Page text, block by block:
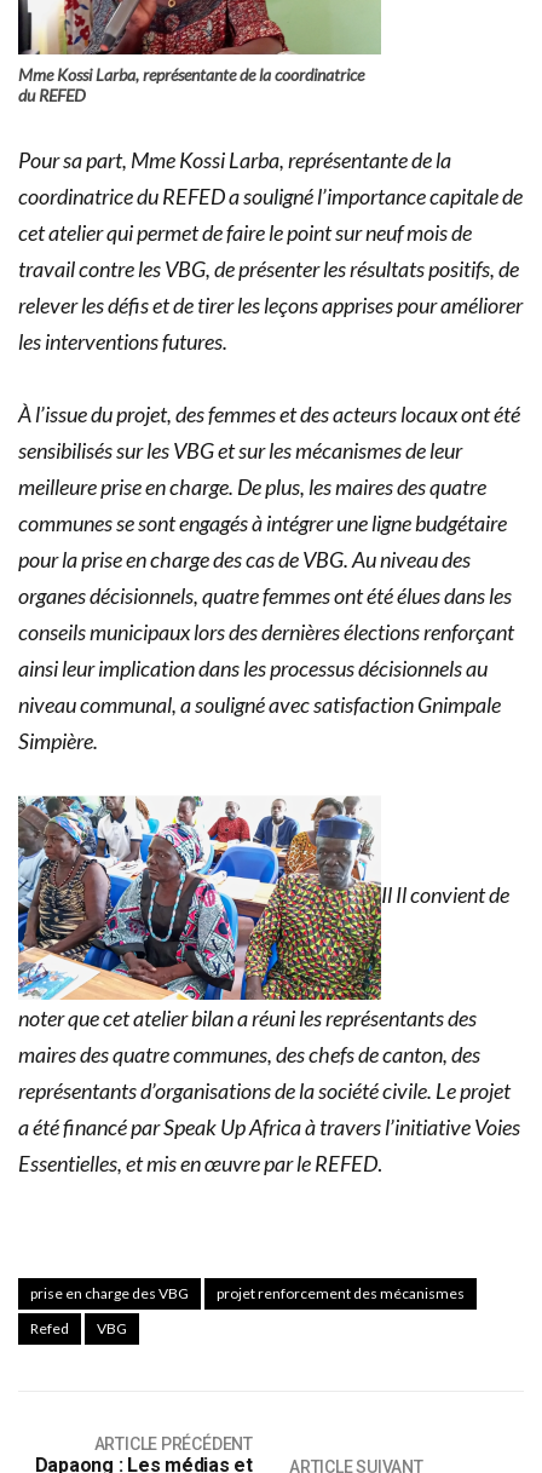
Mme Kossi Larba, représentante de la coordinatrice
du REFED
Pour sa part, Mme Kossi Larba, représentante de la
coordinatrice du REFED a souligné l’importance capitale de
cet atelier qui permet de faire le point sur neuf mois de
travail contre les VBG, de présenter les résultats positifs, de
relever les défis et de tirer les leçons apprises pour améliorer
les interventions futures.
À l’issue du projet, des femmes et des acteurs locaux ont été
sensibilisés sur les VBG et sur les mécanismes de leur
meilleure prise en charge. De plus, les maires des quatre
communes se sont engagés à intégrer une ligne budgétaire
pour la prise en charge des cas de VBG. Au niveau des
organes décisionnels, quatre femmes ont été élues dans les
conseils municipaux lors des dernières élections renforçant
ainsi leur implication dans les processus décisionnels au
niveau communal, a souligné avec satisfaction Gnimpale
Simpière.
Il Il convient de
noter que cet atelier bilan a réuni les représentants des
maires des quatre communes, des chefs de canton, des
représentants d’organisations de la société civile. Le projet
a été financé par Speak Up Africa à travers l’initiative Voies
Essentielles, et mis en œuvre par le REFED.
prise en charge des VBG
projet renforcement des mécanismes
Refed
VBG
ARTICLE PRÉCÉDENT
Dapaong : Les médias et
ARTICLE SUIVANT